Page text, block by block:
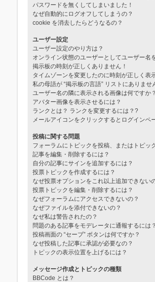
パスワードを無くしてしまいました！
なぜ自動的にログオフしてしまうの？
cookie を消去したらどうなるの？
ユーザー設定
ユーザー設定のやり方は？
オンライン状態のユーザーとしてユーザー名
掲示板の時刻が正しくありません！
タイムゾーンを変更したのに時刻が正しく表
私の母語が “掲示板の言語” リストにありませ
ユーザー名の隣に表示される画像は何ですか？
アバター画像を表示させるには？
ランクとは？ ランクを変更するには？?
メールアイコンをクリックするとログインペ
投稿に関する問題
フォーラムにトピックを投稿、またはトピッ
記事を編集・削除するには？
自分の記事にサインを追加するには？
投票トピックを作成するには？
なぜ投票オプションをこれ以上追加できない
投票トピックを編集・削除するには？
なぜフォーラムにアクセスできないの？
なぜファイルを添付できないの？
なぜ私は警告されたの？
問題のある記事をモデレータに通報するには？
投稿画面の “セーブ” ボタンは何ですか？
なぜ投稿した記事に承認が必要なの？
トピックの表示位置を上げるには？
メッセージ作成とトピックの種類
BBCode とは？